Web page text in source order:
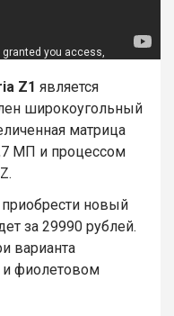
Z1 является
широкоугольный
матрица
МП и процессом
новый
за 29990 рублей.
варианта
и фиолетовом